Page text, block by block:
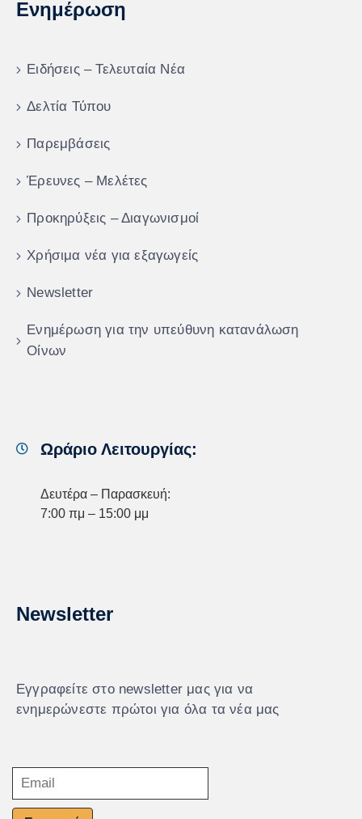
Ενημέρωση
Ειδήσεις – Τελευταία Νέα
Δελτία Τύπου
Παρεμβάσεις
Έρευνες – Μελέτες
Προκηρύξεις – Διαγωνισμοί
Χρήσιμα νέα για εξαγωγείς
Newsletter
Ενημέρωση για την υπεύθυνη κατανάλωση
Οίνων
Ωράριο Λειτουργίας:
Δευτέρα – Παρασκευή:
7:00 πμ – 15:00 μμ
Newsletter
Εγγραφείτε στο newsletter μας για να
ενημερώνεστε πρώτοι για όλα τα νέα μας